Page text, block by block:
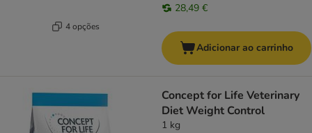
4 opções
28,49 €
Adicionar ao carrinho
Concept for Life Veterinary
Diet Weight Control
1 kg